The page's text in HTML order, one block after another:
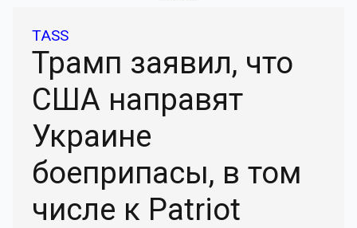
TASS
Трамп заявил, что
США направят
Украине
боеприпасы, в том
числе к Patriot